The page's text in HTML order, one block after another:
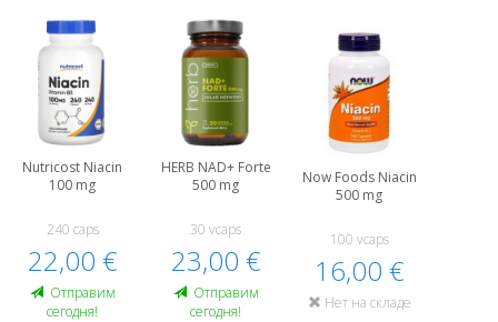
Nutricost Niacin
100 mg
240 caps
22,00 €
Oтправим
сегодня!
HERB NAD+ Forte
500 mg
30 vcaps
23,00 €
Oтправим
сегодня!
Now Foods Niacin
500 mg
100 vcaps
16,00 €
Нет на складе